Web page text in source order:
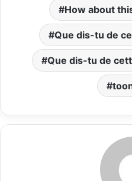
How about
Que dis-tu de
Que dis-tu de